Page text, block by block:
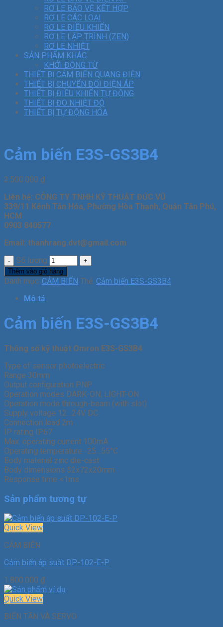
RƠ LE BẢO VỆ KẾT HỢP
RƠ LE CÁC LOẠI
RƠ LE ĐIỀU KHIỂN
RƠ LE LẬP TRÌNH (ZEN)
RƠ LE NHIỆT
SẢN PHẨM KHÁC
KHỞI ĐỘNG TỪ
THIẾT BỊ CẢM BIẾN QUANG ĐIỆN
THIẾT BỊ CHUYỂN ĐỔI ĐIỆN ÁP
THIẾT BỊ ĐIỀU KHIỂN TỰ ĐỘNG
THIẾT BỊ ĐO NHIỆT ĐỘ
THIẾT BỊ TỰ ĐỘNG HÓA
Cảm biến E3S-GS3B4
2.500.000 ₫
Liên hệ: CÔNG TY TNHH KỸ THUẬT ĐỨC VŨ
339/11 Kênh Tân Hóa, Phường Hòa Thạnh, Quận Tân Phú,
HCM
0903 840577
Email: thanhrang.dvt@gmail.com
Số lượng
Thêm vào giỏ hàng
Danh mục: CẢM BIẾN Thẻ: Cảm biến E3S-GS3B4
Mô tả
Cảm biến E3S-GS3B4
Thông số kỹ thuật Omron E3S-GS3B4
Type of sensor photoelectric
Range 30mm
Output configuration PNP
Operation modes DARK-ON, LIGHT-ON
Operation mode through-beam (with slot)
Supply voltage 12…24V DC
Connection lead 2m
IP rating IP67
Max. operating current 100mA
Operating temperature -25…55°C
Body material zinc die-cast
Body dimensions 52x72x20mm
Response time <1ms
Sản phẩm tương tự
Quick View
CẢM BIẾN
Cảm biến áp suất DP-102-E-P
1.800.000 ₫
Quick View
BIẾN TẦN VÀ SERVO